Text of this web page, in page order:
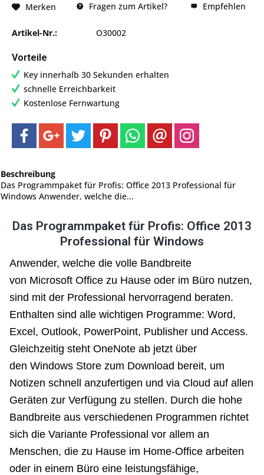
Merken Fragen zum Artikel? Empfehlen
Artikel-Nr.: O30002
Vorteile
Key innerhalb 30 Sekunden erhalten
schnelle Erreichbarkeit
Kostenlose Fernwartung
Beschreibung
Das Programmpaket für Profis: Office 2013 Professional für
Windows Anwender, welche die...
Das Programmpaket für Profis: Office 2013
Professional für Windows
Anwender, welche die volle Bandbreite
von Microsoft Office zu Hause oder im Büro nutzen,
sind mit der Professional hervorragend beraten.
Enthalten sind alle wichtigen Programme: Word,
Excel, Outlook, PowerPoint, Publisher und Access.
Gleichzeitig steht OneNote ab jetzt über
den Windows Store zum Download bereit, um
Notizen schnell anzufertigen und via Cloud auf allen
Geräten zur Verfügung zu stellen. Durch die hohe
Bandbreite aus verschiedenen Programmen richtet
sich die Variante Professional vor allem an
Menschen, die zu Hause im Home-Office arbeiten
oder in einem Büro eine leistungsfähige,